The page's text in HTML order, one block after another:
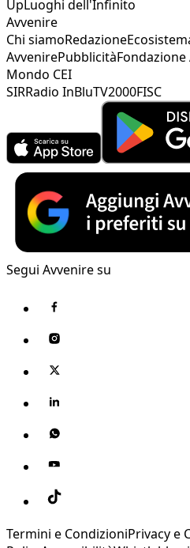
UpLuoghi dell'Infinito
Avvenire
Chi siamoRedazione
AvvenirePubblicitàFondazione
Mondo CEI
SIRRadio InBluTV2000FISC
Segui Avvenire su
Termini e CondizioniPrivacy e